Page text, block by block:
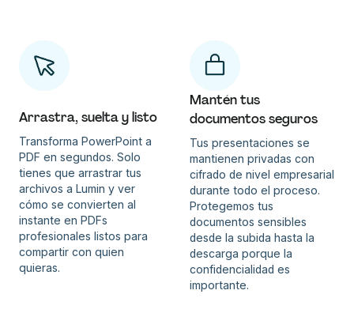
Arrastra, suelta y listo
Transforma PowerPoint a
PDF en segundos. Solo
tienes que arrastrar tus
archivos a Lumin y ver
cómo se convierten al
instante en PDFs
profesionales listos para
compartir con quien
quieras.
Mantén tus
documentos seguros
Tus presentaciones se
mantienen privadas con
cifrado de nivel empresarial
durante todo el proceso.
Protegemos tus
documentos sensibles
desde la subida hasta la
descarga porque la
confidencialidad es
importante.